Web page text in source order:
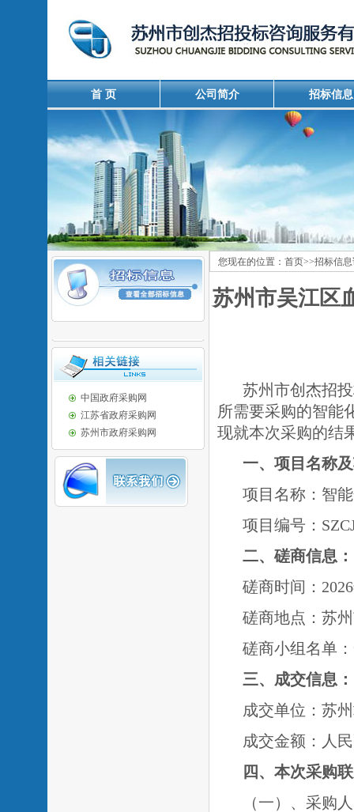
首 页 公司简介 招标信息
中国政府采购网
江苏省政府采购网
苏州市政府采购网
您现在的位置： 首页>>招标信
苏州市吴江区
苏州市创杰招
所需要采购的智能
现就本次采购的结
一、项目名称
项目名称：智
项目编号：
二、磋商信息：
磋商时间：
磋商地点：苏
磋商小组名单
三、成交信息：
成交单位：苏
成交金额：
人
四、本次采购
（一）、采购